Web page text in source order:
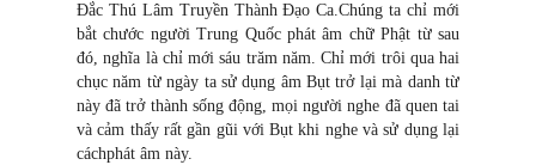
Đắc Thú Lâm Truyền Thành Đạo Ca.Chúng ta chỉ mới
bắt chước người Trung Quốc phát âm chữ Phật từ sau
đó, nghĩa là chỉ mới sáu trăm năm. Chỉ mới trôi qua hai
chục năm từ ngày ta sử dụng âm Bụt trở lại mà danh từ
này đã trở thành sống động, mọi người nghe đã quen tai
và cảm thấy rất gần gũi với Bụt khi nghe và sử dụng lại
cáchphát âm này.